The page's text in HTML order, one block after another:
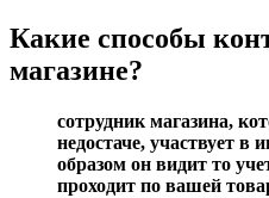
Какие способы
магазине?
сотрудник магазина,
недостаче, участвует в
образом он видит то
проходит по вашей